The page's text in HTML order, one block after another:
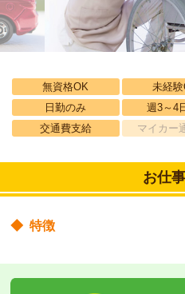
無資格OK 未経
日勤のみ
週3～4
交通費支給
マイカー
お仕
◆ 特徴
無資格の方も歓迎です！研修制
させていただきます。レクリエー
常に明るい雰囲気の病院です。